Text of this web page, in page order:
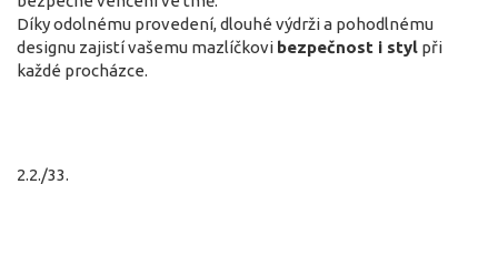
Díky odolnému provedení, dlouhé výdrži a pohodlnému
designu zajistí vašemu mazlíčkovi bezpečnost i styl při
každé procházce.
2.2./33.